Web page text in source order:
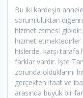
Bu iki kardeşin
sorumluluktan
hizmet etmesi
hizmet etmektedirler
hislerde, karşı tarafa
farklar vardır. İşte
zorunda olduklarını
gerçekten itaat ve
arasında büyük bir